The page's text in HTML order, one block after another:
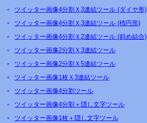
ツイッター画像4分割Ｘ3連結ツール (ダイヤ形)
ツイッター画像4分割Ｘ3連結ツール (楕円形)
ツイッター画像4分割Ｘ2連結ツール (斜め結合)
ツイッター画像2分割Ｘ3連結ツール
ツイッター画像2分割Ｘ5連結ツール
ツイッター画像1枚Ｘ3連結ツール
ツイッター画像4分割ツール
ツイッター画像4分割＋隠し文字ツール
ツイッター画像1枚＋隠し文字ツール